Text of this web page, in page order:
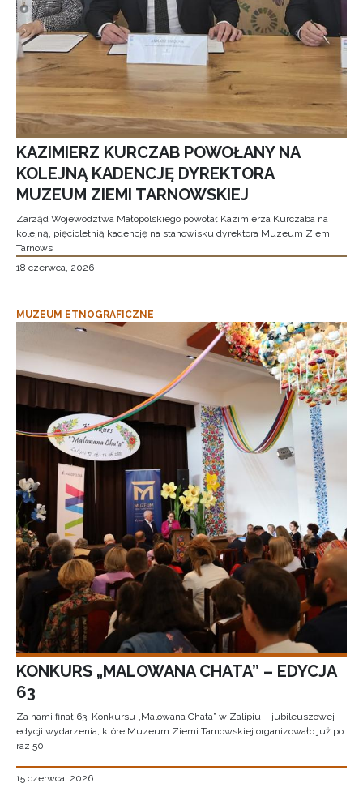
KAZIMIERZ KURCZAB POWOŁANY NA
KOLEJNĄ KADENCJĘ DYREKTORA
MUZEUM ZIEMI TARNOWSKIEJ
Zarząd Województwa Małopolskiego powołał Kazimierza Kurczaba na
kolejną, pięcioletnią kadencję na stanowisku dyrektora Muzeum Ziemi
Tarnows
18 czerwca, 2026
MUZEUM ETNOGRAFICZNE
KONKURS „MALOWANA CHATA” – EDYCJA
63
Za nami finał 63. Konkursu „Malowana Chata” w Zalipiu – jubileuszowej
edycji wydarzenia, które Muzeum Ziemi Tarnowskiej organizowało już po
raz 50.
15 czerwca, 2026